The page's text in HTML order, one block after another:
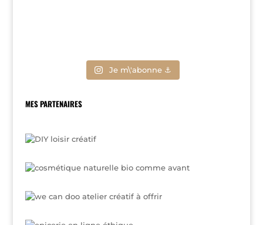
Je m\'abonne ⚓
MES PARTENAIRES